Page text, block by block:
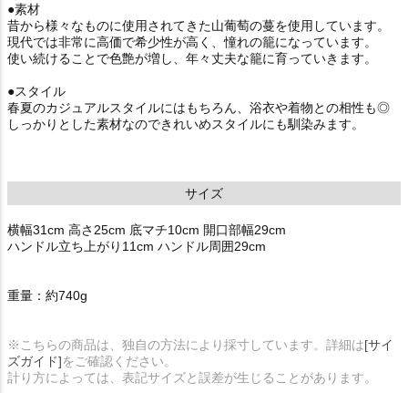
●素材
昔から様々なものに使用されてきた山葡萄の蔓を使用しています。
現代では非常に高価で希少性が高く、憧れの籠になっています。
使い続けることで色艶が増し、年々丈夫な籠に育っていきます。
●スタイル
春夏のカジュアルスタイルにはもちろん、浴衣や着物との相性も◎
しっかりとした素材なのできれいめスタイルにも馴染みます。
サイズ
横幅31cm 高さ25cm 底マチ10cm 開口部幅29cm
ハンドル立ち上がり11cm ハンドル周囲29cm
重量：約740g
※こちらの商品は、独自の方法により採寸しています。詳細は[サイ
ズガイド]をご確認ください。
計り方によっては、表記サイズと誤差が生じることがあります。